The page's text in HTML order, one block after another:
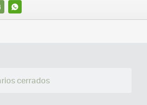
WHATSAPP
cerrados